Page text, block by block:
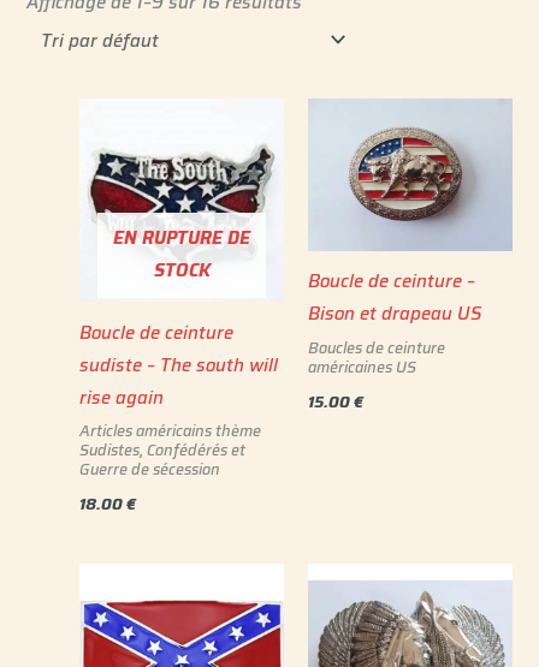
EN RUPTURE DE
STOCK
Boucle de ceinture
sudiste – The south will
rise again
Articles américains thème
Sudistes, Confédérés et
Guerre de sécession
18.00€
Boucle de ceinture –
Bison et drapeau US
Boucles de ceinture
américaines US
15.00€